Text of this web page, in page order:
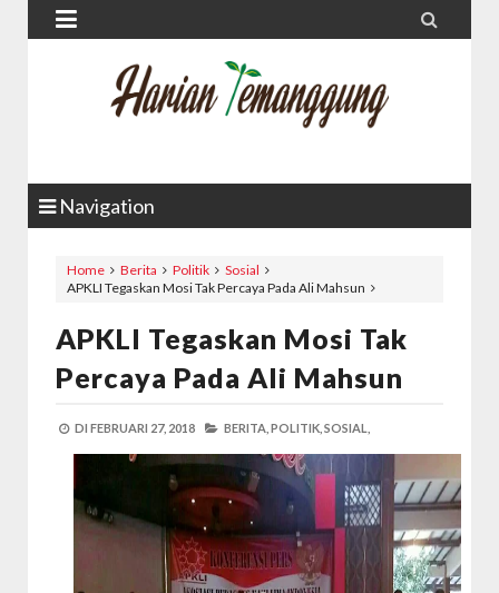
 
Navigation
Home Berita Politik
Sosial
APKLI Tegaskan Mosi Tak Percaya Pada Ali Mahsun
APKLI Tegaskan Mosi Tak
Percaya Pada Ali Mahsun
DI FEBRUARI 27, 2018 BERITA, POLITIK, SOSIAL,